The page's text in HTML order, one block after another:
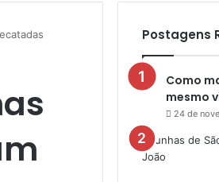
Postagens
Como
mesmo
24 de